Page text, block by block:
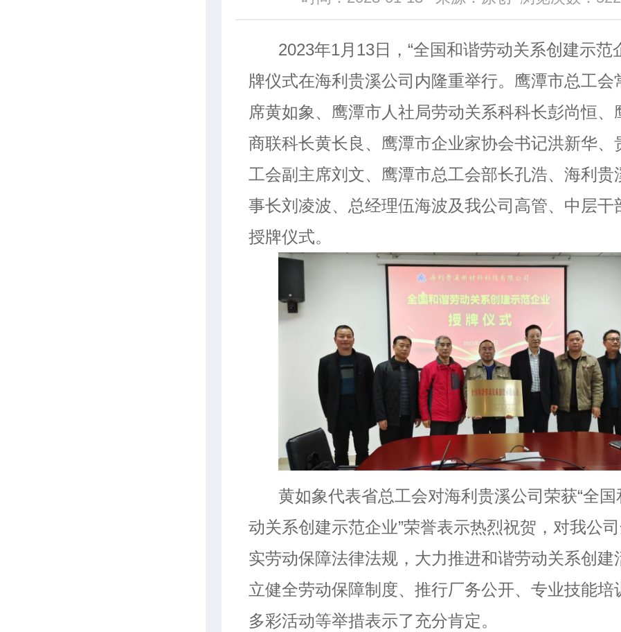
2023年1月13日，“全国和谐劳动关系创建示范
牌仪式在海利贵溪公司内隆重举行。鹰潭市总工会
席黄如象、鹰潭市人社局劳动关系科科长彭尚恒、
商联科长黄长良、鹰潭市企业家协会书记洪新华、
工会副主席刘文、鹰潭市总工会部长孔浩、海利贵
事长刘凌波、总经理伍海波及我公司高管、中层干
授牌仪式。
黄如象代表省总工会对海利贵溪公司荣获“全
动关系创建示范企业”荣誉表示热烈祝贺，对我公
实劳动保障法律法规，大力推进和谐劳动关系创建
立健全劳动保障制度、推行厂务公开、专业技能培
多彩活动等举措表示了充分肯定。